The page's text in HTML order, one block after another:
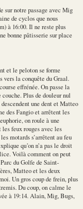
sur notre passage avec Mig
de cyclos que nous
à 16:00. Il ne reste plus
bonne pâtisserie sur place
et le peloton se forme
vers la conquête du Graal.
effrénée. On passe la
Plus de douleur nul
une dent et Matteo
des Fangio et arrêtent les
on roule à une
feux rouges avec les
motards s’arrêtent au feu
qu’on n’a pas le droit
Voilà comment on peut
du Golfe de Saint-
Matteo et les deux
Un gros coup de frein, plus
Du coup, on calme le
à 19:14. Alain, Mig, Bugs,